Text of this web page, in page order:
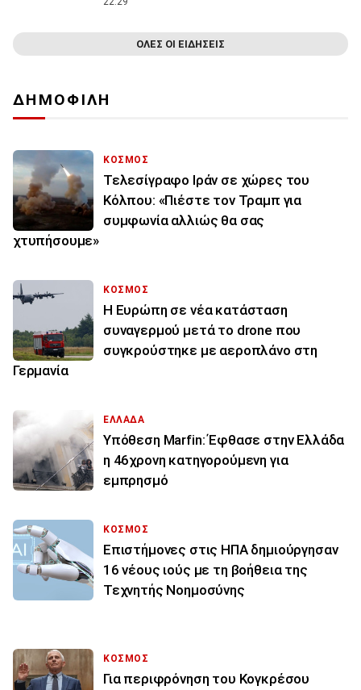
ΟΛΕΣ ΟΙ ΕΙΔΗΣΕΙΣ
ΔΗΜΟΦΙΛΗ
ΚΟΣΜΟΣ
Τελεσίγραφο Ιράν σε χώρες του
Κόλπου: «Πιέστε τον Τραμπ για
συμφωνία αλλιώς θα σας
χτυπήσουμε»
ΚΟΣΜΟΣ
Η Ευρώπη σε νέα κατάσταση
συναγερμού μετά το drone που
συγκρούστηκε με αεροπλάνο στη
Γερμανία
ΕΛΛΑΔΑ
Υπόθεση Marfin: Έφθασε στην Ελλάδα
η 46χρονη κατηγορούμενη για
εμπρησμό
ΚΟΣΜΟΣ
Επιστήμονες στις ΗΠΑ δημιούργησαν
16 νέους ιούς με τη βοήθεια της
Τεχνητής Νοημοσύνης
ΚΟΣΜΟΣ
Για περιφρόνηση του Κογκρέσου